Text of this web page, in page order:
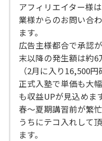
アフィリエイター様
業様からのお問い合
ます。
広告主様都合で承認
末以降の発生額は約6
（2月に入り16,500円
正式入塾で単価も大
も収益UPが見込めます
春～夏期講習前が繁
うちにテコ入れして
ます。